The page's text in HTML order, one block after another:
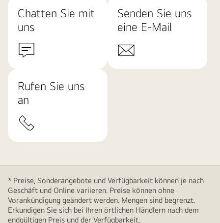
Chatten Sie mit
uns
Senden Sie uns
eine E-Mail
Rufen Sie uns
an
* Preise, Sonderangebote und Verfügbarkeit können je nach
Geschäft und Online variieren. Preise können ohne
Vorankündigung geändert werden. Mengen sind begrenzt.
Erkundigen Sie sich bei Ihren örtlichen Händlern nach dem
endgültigen Preis und der Verfügbarkeit.